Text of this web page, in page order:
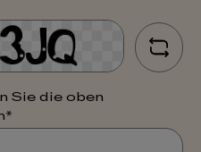
Sie die oben